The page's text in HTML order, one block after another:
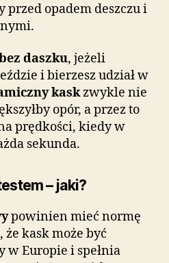
przed opadem deszczu i
daszku, jeżeli
i bierzesz udział w
kaskzwykle nie
opór, a przez to
prędkości, kiedy w
sekunda.
– jaki?
powinien mieć normę
że kask może być
w Europie i spełnia